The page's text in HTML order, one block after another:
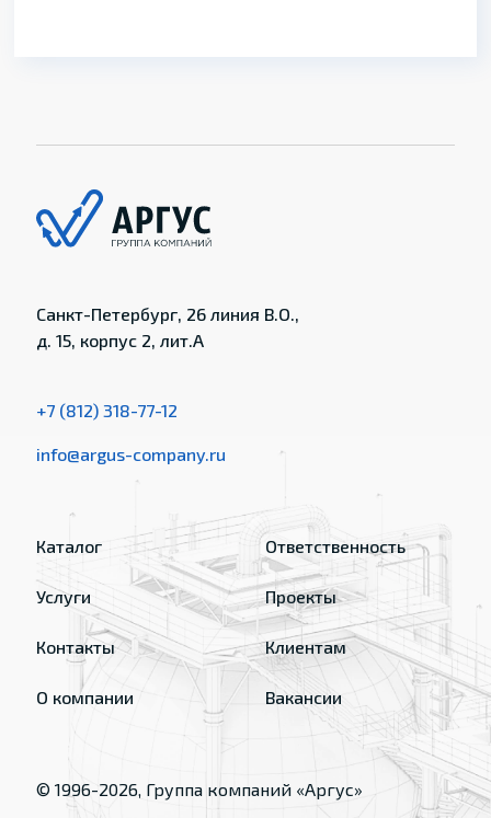
Санкт-Петербург, 26 линия В.О.,
д. 15, корпус 2, лит.А
+7 (812) 318-77-12
info@argus-company.ru
Каталог
Услуги
Контакты
О компании
Ответственность
Проекты
Клиентам
Вакансии
© 1996-2026, Группа компаний «Аргус»